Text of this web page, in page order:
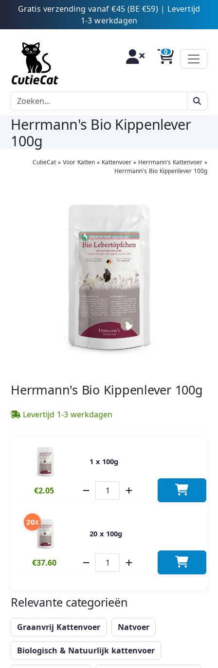
Gratis verzending vanaf €45 (BE €59) | Levertijd
1-3 werkdagen
Herrmann's Bio Kippenlever
100g
CutieCat» Voor Katten» Kattenvoer» Herrmann's Kattenvoer»
Herrmann's Bio Kippenlever 100g
Herrmann's Bio Kippenlever 100g
Levertijd 1-3 werkdagen
1 x 100g
€2.05
20X
20 x 100g
€37.60
Relevante categorieën
Graanvrij Kattenvoer Natvoer
Biologisch & Natuurlijk kattenvoer